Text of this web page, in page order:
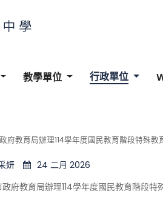
教學單位 行政單位
府教育局辦理114學年度國民教育階段特殊
妍
24 二月 2026
政府教育局辦理114學年度國民教育階段